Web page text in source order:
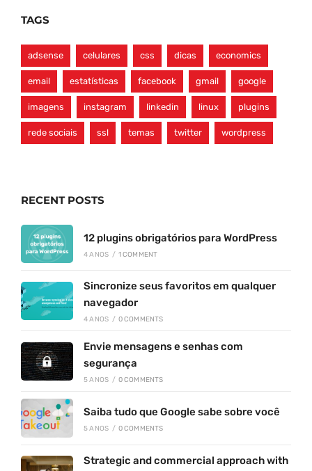
TAGS
adsense celulares css dicas economics
email estatísticas facebook gmail google
imagens instagram linkedin linux plugins
rede sociais ssl temas twitter wordpress
RECENT POSTS
12 plugins obrigatórios para WordPress
4 ANOS / 1 COMMENT
Sincronize seus favoritos em qualquer
navegador
4 ANOS / 0 COMMENTS
Envie mensagens e senhas com
segurança
5 ANOS / 0 COMMENTS
Saiba tudo que Google sabe sobre você
5 ANOS / 0 COMMENTS
Strategic and commercial approach with